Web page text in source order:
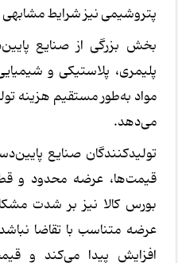
پتروشیمی نیز شرایط مشابهی
بخش بزرگی از صنایع
پلیمری، پلاستیکی و
مواد به‌طور مستقیم هزینه
می‌دهد.
تولیدکنندگان صنایع
قیمت‌ها، عرضه محدود و
بورس کالا نیز بر شدت
عرضه متناسب با تقاضا
افزایش پیدا می‌کند و